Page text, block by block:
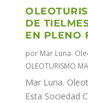
DE
EN PLENO
por Mar Luna.
OLEOTURISMO
Mar Luna.
Esta Sociedad